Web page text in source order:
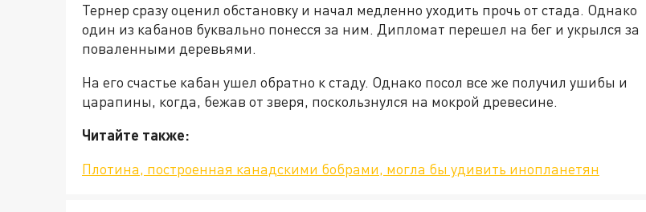
Тернер сразу оценил обстановку и начал медленно уходить прочь от стада. Однако
один из кабанов буквально понесся за ним. Дипломат перешел на бег и укрылся за
поваленными деревьями.
На его счастье кабан ушел обратно к стаду. Однако посол все же получил ушибы и
царапины, когда, бежав от зверя, поскользнулся на мокрой древесине.
Читайте также:
Плотина, построенная канадскими бобрами, могла бы удивить инопланетян